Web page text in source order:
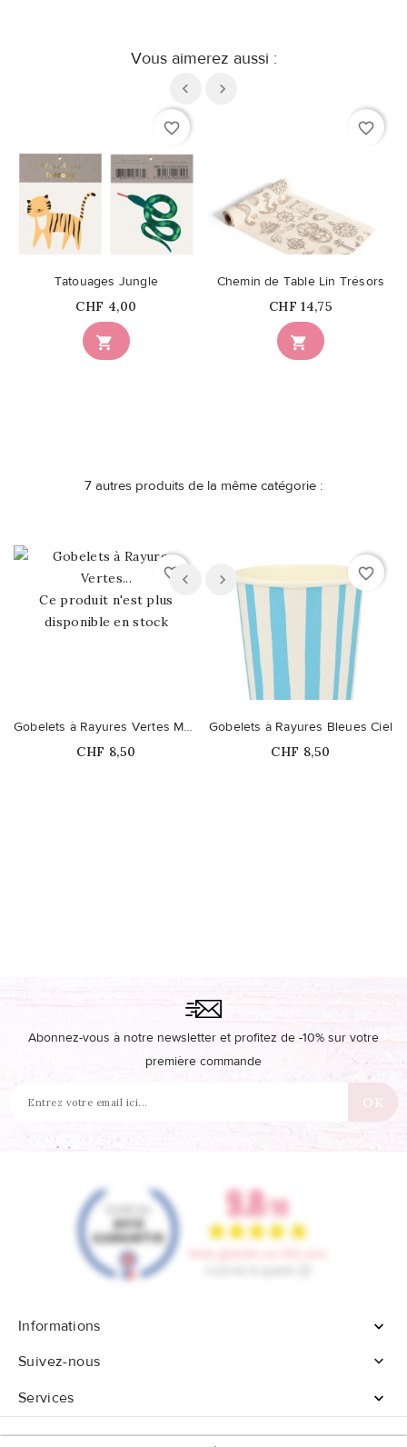
Vous aimerez aussi :
favorite_border

Tatouages Jungle
Prix
CHF 4,00
favorite_border

Chemin de Table Lin Trésors
Prix
CHF 14,75
7 autres produits de la même catégorie :
Ce produit n'est plus
disponible en stock
favorite_border
Gobelets à Rayures Vertes Menthe
Prix
CHF 8,50
favorite_border
Gobelets à Rayures Bleues Ciel
Prix
CHF 8,50
Abonnez-vous à notre newsletter et profitez de -10% sur votre
première commande
Informations

Suivez-nous

Services
